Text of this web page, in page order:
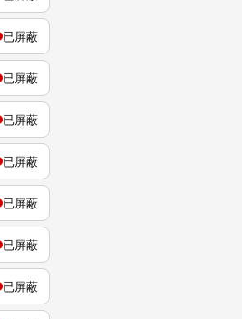
已屏蔽
已屏蔽
已屏蔽
已屏蔽
已屏蔽
已屏蔽
已屏蔽